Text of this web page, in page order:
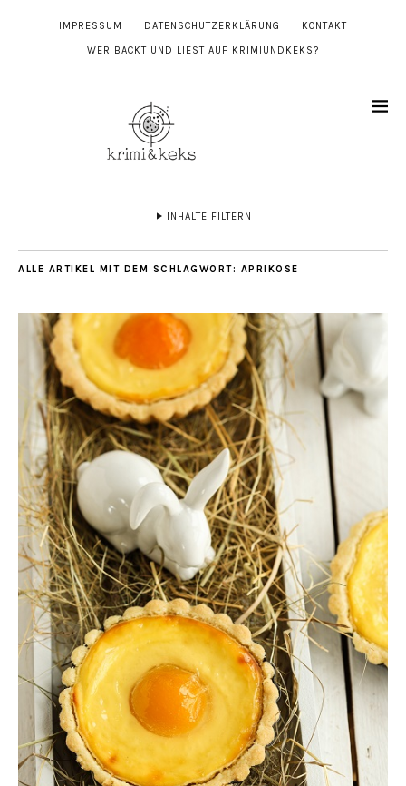
IMPRESSUM DATENSCHUTZERKLÄRUNG KONTAKT
WER BACKT UND LIEST AUF KRIMIUNDKEKS?
INHALTE FILTERN
ALLE ARTIKEL MIT DEM SCHLAGWORT: APRIKOSE